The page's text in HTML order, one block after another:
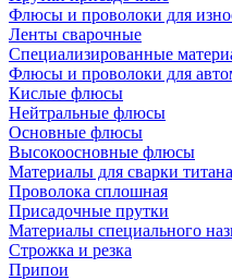
Флюсы и проволоки для
Ленты сварочные
Специализированные
Флюсы и проволоки для
Кислые флюсы
Нейтральные флюсы
Основные флюсы
Высокоосновные флюсы
Материалы для сварки титана
Проволока сплошная
Присадочные прутки
Материалы специального
Строжка и резка
Припои